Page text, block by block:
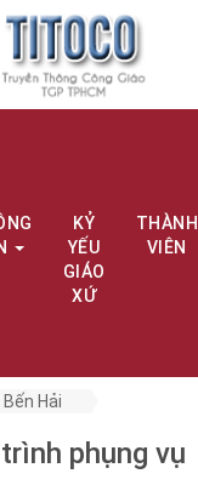
KỶ
YẾU
GIÁO
XỨ
THÀNH
VIÊN
Bến Hải
phụng vụ